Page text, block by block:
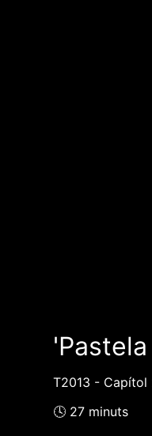
T2013 - Capítol
🕓 27 minuts